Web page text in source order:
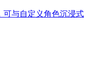
可与自定义角色沉浸式